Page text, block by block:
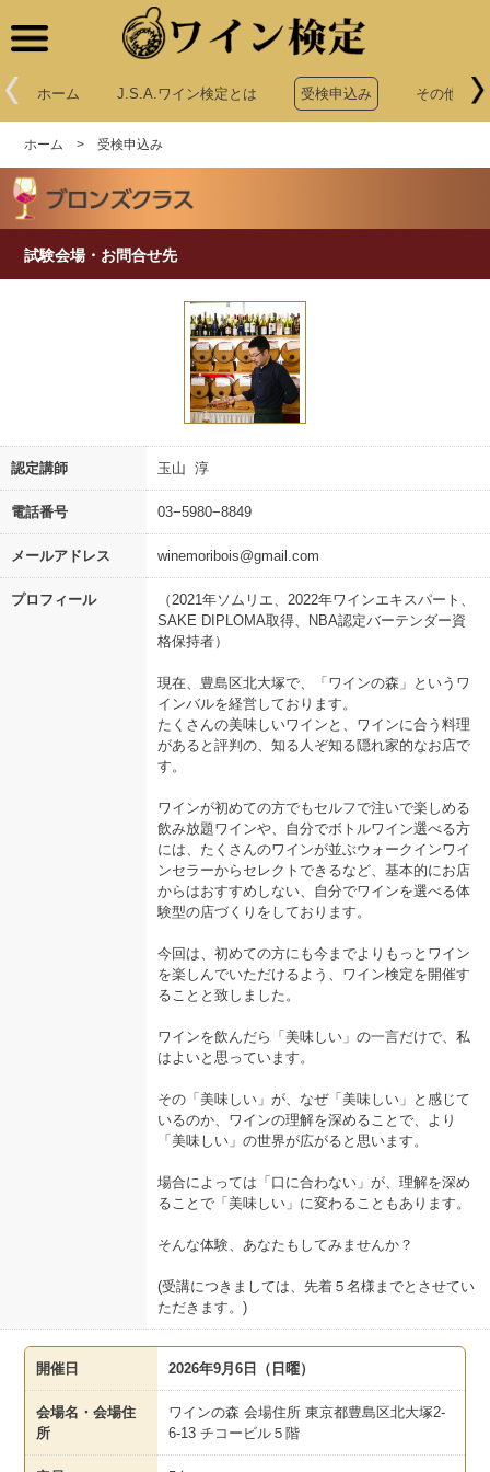
ホーム J.S.A.ワイン検定とは 受検申込み その他申込
ホーム >受検申込み
試験会場・お問合せ先
認定講師 玉山 淳
電話番号 03−5980−8849
メールアドレス winemoribois@gmail.com
プロフィール
（2021年ソムリエ、2022年ワインエキスパート、
SAKE DIPLOMA取得、NBA認定バーテンダー資
格保持者）
現在、豊島区北大塚で、「ワインの森」というワ
インバルを経営しております。
たくさんの美味しいワインと、ワインに合う料理
があると評判の、知る人ぞ知る隠れ家的なお店で
す。
ワインが初めての方でもセルフで注いで楽しめる
飲み放題ワインや、自分でボトルワイン選べる方
には、たくさんのワインが並ぶウォークインワイ
ンセラーからセレクトできるなど、基本的にお店
からはおすすめしない、自分でワインを選べる体
験型の店づくりをしております。
今回は、初めての方にも今までよりもっとワイン
を楽しんでいただけるよう、ワイン検定を開催す
ることと致しました。
ワインを飲んだら「美味しい」の一言だけで、私
はよいと思っています。
その「美味しい」が、なぜ「美味しい」と感じて
いるのか、ワインの理解を深めることで、より
「美味しい」の世界が広がると思います。
場合によっては「口に合わない」が、理解を深め
ることで「美味しい」に変わることもあります。
そんな体験、あなたもしてみませんか？
(受講につきましては、先着５名様までとさせてい
ただきます。)
開催日 2026年9月6日（日曜）
会場名・会場住
所
ワインの森 会場住所 東京都豊島区北大塚2-
6-13 チコービル５階